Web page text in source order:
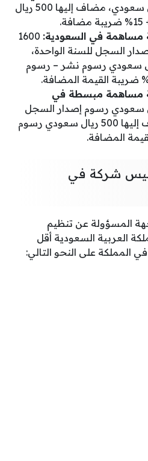
1200 ريال سعودي، مضاف إليها 500 ريال
في السعودية: 1600
السجل للسنة الواحدة،
إليها 500 ريال سعودي رسوم نشر – رسوم
مساهمة مبسطة في
ريال سعودي رسوم إصدار السجل
للسنة الواحدة، مضاف إليها 500 ريال سعودي رسوم
شركة في
المسؤولة عن تنظيم
العربية السعودية أقل
على النحو التالي: